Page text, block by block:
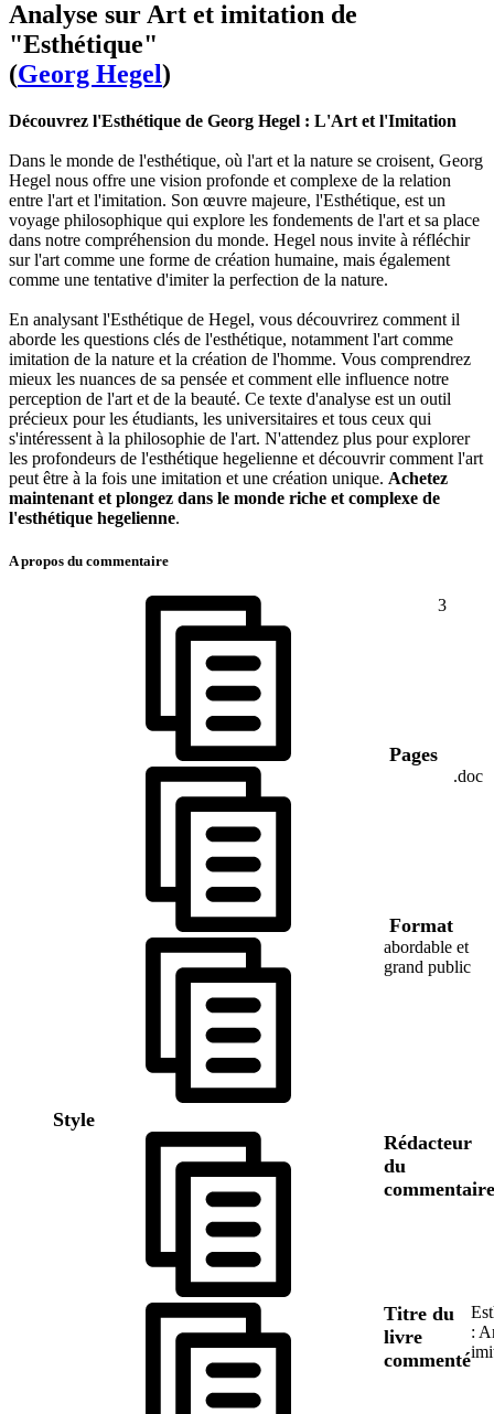
Analyse sur Art et imitation de
"Esthétique"
(Georg Hegel)
Découvrez l'Esthétique de Georg Hegel : L'Art et l'Imitation
Dans le monde de l'esthétique, où l'art et la nature se croisent, Georg
Hegel nous offre une vision profonde et complexe de la relation
entre l'art et l'imitation. Son œuvre majeure, l'Esthétique, est un
voyage philosophique qui explore les fondements de l'art et sa place
dans notre compréhension du monde. Hegel nous invite à réfléchir
sur l'art comme une forme de création humaine, mais également
comme une tentative d'imiter la perfection de la nature.
En analysant l'Esthétique de Hegel, vous découvrirez comment il
aborde les questions clés de l'esthétique, notamment l'art comme
imitation de la nature et la création de l'homme. Vous comprendrez
mieux les nuances de sa pensée et comment elle influence notre
perception de l'art et de la beauté. Ce texte d'analyse est un outil
précieux pour les étudiants, les universitaires et tous ceux qui
s'intéressent à la philosophie de l'art. N'attendez plus pour explorer
les profondeurs de l'esthétique hegelienne et découvrir comment l'art
peut être à la fois une imitation et une création unique. Achetez
maintenant et plongez dans le monde riche et complexe de
l'esthétique hegelienne.
A propos du commentaire
Pages
3
Format
.doc
Style
abordable et
grand public
Rédacteur
du
commentaire
Titre du
livre
commenté
: